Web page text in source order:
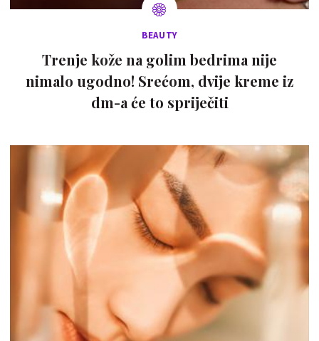
BEAUTY
Trenje kože na golim bedrima nije
nimalo ugodno! Srećom, dvije kreme iz
dm-a će to spriječiti